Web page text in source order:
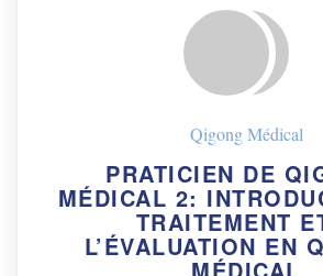
Qigong Médical
PRATICIEN DE
MÉDICAL 2:
TRAITEMENT
L’ÉVALUATION EN